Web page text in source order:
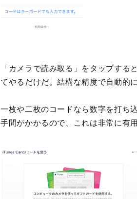
「カメラで読み取る」をタップする
てやるだけだ。結構な精度で自動的
一枚や二枚のコードなら数字を打ち
手間がかかるので、これは非常に有